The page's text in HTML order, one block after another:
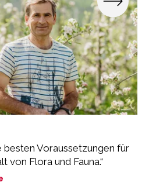
besten Voraussetzungen für
von Flora und Fauna.“